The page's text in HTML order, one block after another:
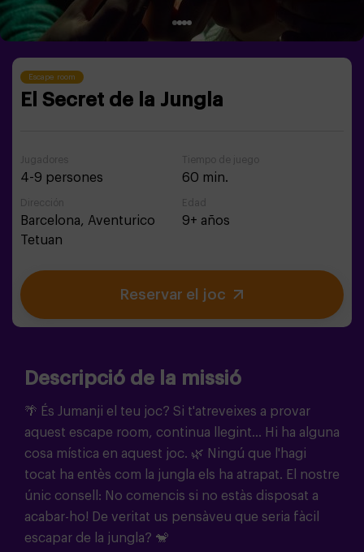
Escape room
El Secret de la Jungla
Jugadores
4-9 persones
Tiempo de juego
60 min.
Dirección
Barcelona, Aventurico
Tetuan
Edad
9+ años
Reservar el joc
Descripció de la missió
🌴 És Jumanji el teu joc? Si t'atreveixes a provar
aquest escape room, continua llegint... Hi ha alguna
cosa mística en aquest joc. 🌿 Ningú que l'hagi
tocat ha entès com la jungla els ha atrapat. El nostre
únic consell: No comencis si no estàs disposat a
acabar-ho! De veritat us pensàveu que seria fàcil
escapar de la jungla? 🐒